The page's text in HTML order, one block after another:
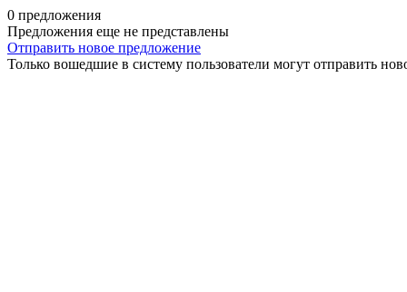
0 предложения
Предложения еще не представлены
Отправить новое предложение
Только вошедшие в систему пользователи могут отправить